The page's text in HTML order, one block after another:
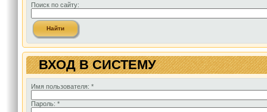
Поиск по сайту:
ВХОД В СИСТЕМУ
Имя пользователя: *
Пароль: *